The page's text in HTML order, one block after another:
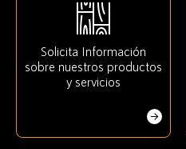
Solicita Información
sobre nuestros productos
y servicios